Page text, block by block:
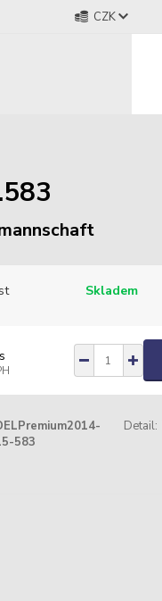
CZK
Skladem
583
Detail: